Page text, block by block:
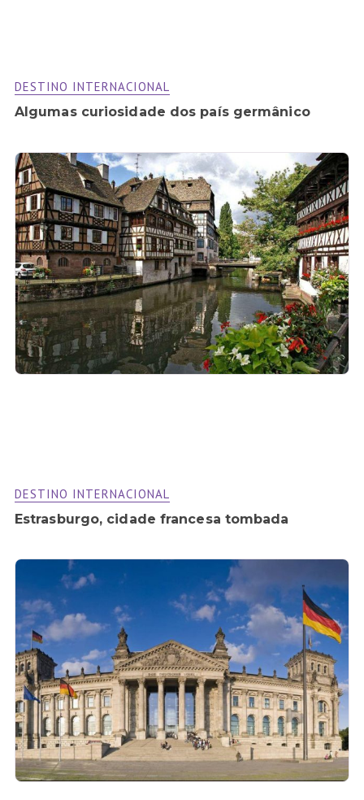
DESTINO INTERNACIONAL
Algumas curiosidade dos país germânico
DESTINO INTERNACIONAL
Estrasburgo, cidade francesa tombada